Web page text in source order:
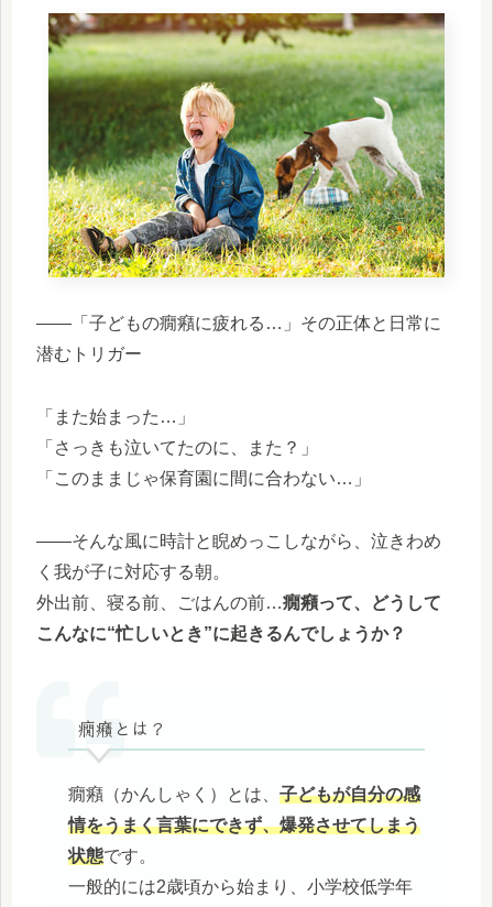
――「子どもの癇癪に疲れる…」その正体と日常に
潜むトリガー
「また始まった…」
「さっきも泣いてたのに、また？」
「このままじゃ保育園に間に合わない…」
――そんな風に時計と睨めっこしながら、泣きわめ
く我が子に対応する朝。
外出前、寝る前、ごはんの前…癇癪って、どうして
こんなに“忙しいとき”に起きるんでしょうか？
癇癪とは？
癇癪（かんしゃく）とは、 子どもが自分の感
情をうまく言葉にできず、爆発させてしまう
状態です。
一般的には2歳頃から始まり、小学校低学年